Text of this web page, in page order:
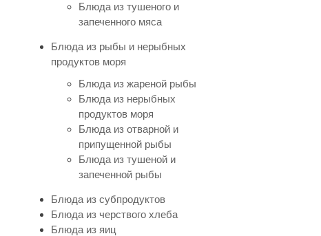
Блюда из тушеного и
запеченного мяса
Блюда из рыбы и нерыбных
продуктов моря
Блюда из жареной рыбы
Блюда из нерыбных
продуктов моря
Блюда из отварной и
припущенной рыбы
Блюда из тушеной и
запеченной рыбы
Блюда из субпродуктов
Блюда из черствого хлеба
Блюда из яиц